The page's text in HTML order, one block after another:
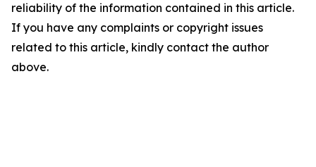
reliability of the information contained in this article.
If you have any complaints or copyright issues
related to this article, kindly contact the author
above.